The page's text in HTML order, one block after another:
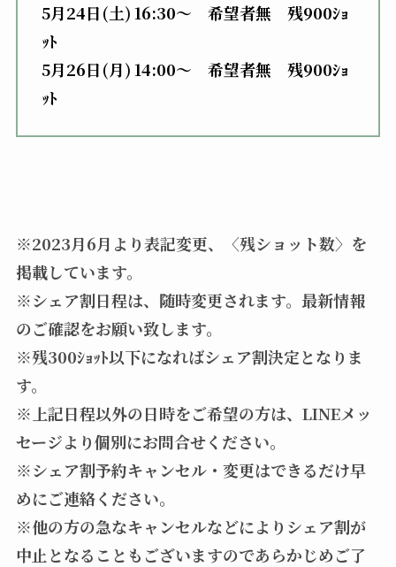
5月24日(土) 16:30〜 希望者無 残900ｼｮ
ｯﾄ
5月26日(月) 14:00〜 希望者無 残900ｼｮ
ｯﾄ
※2023月6月より表記変更、〈残ショット数〉を
掲載しています。
※シェア割日程は、随時変更されます。最新情報
のご確認をお願い致します。
※残300ｼｮｯﾄ以下になればシェア割決定となりま
す。
※上記日程以外の日時をご希望の方は、LINEメッ
セージより個別にお問合せください。
※シェア割予約キャンセル・変更はできるだけ早
めにご連絡ください。
※他の方の急なキャンセルなどによりシェア割が
中止となることもございますのであらかじめご了